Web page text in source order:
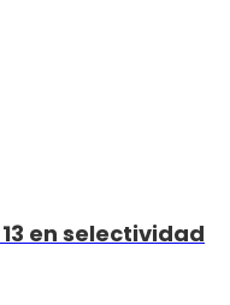
en selectividad